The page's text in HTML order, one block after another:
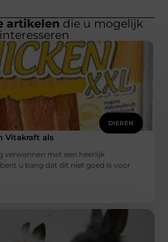
artikelen die u mogelijk
interesseren
DIEREN
Vitakraft als
verwennen met een heerlijk
u bang dat dit niet goed is voor